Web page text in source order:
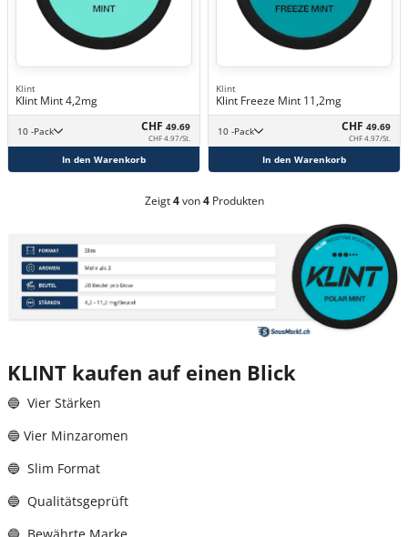
Klint
Klint Mint 4,2mg
10 -Pack CHF 49.69
CHF 4.97/St.
In den Warenkorb
Klint
Klint Freeze Mint 11,2mg
10 -Pack CHF 49.69
CHF 4.97/St.
In den Warenkorb
Zeigt4von4 Produkten
KLINT kaufen auf einen Blick
🔵 Vier Stärken
🔵 Vier Minzaromen
🔵 Slim Format
🔵 Qualitätsgeprüft